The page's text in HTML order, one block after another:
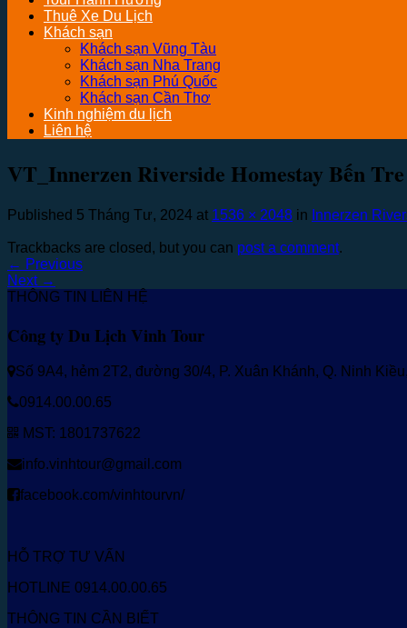
Thuê Xe Du Lịch
Khách sạn
Khách sạn Vũng Tàu
Khách sạn Nha Trang
Khách sạn Phú Quốc
Khách sạn Cần Thơ
Kinh nghiệm du lịch
Liên hệ
VT_Innerzen Riverside Homestay Bến Tre
Published 5 Tháng Tư, 2024 at 1536 × 2048 in Innerzen
Trackbacks are closed, but you can post a comment.
← Previous
Next →
THÔNG TIN LIÊN HỆ
Công ty Du Lịch Vinh Tour
Số 9A4, hẻm 2T2, đường 30/4, P. Xuân Khánh, Q. Ninh
0914.00.00.65
MST: 1801737622
info.vinhtour@gmail.com
facebook.com/vinhtourvn/
HỖ TRỢ TƯ VẤN
HOTLINE 0914.00.00.65
THÔNG TIN CẦN BIẾT